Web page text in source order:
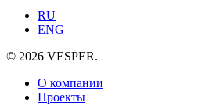
RU
ENG
© 2026 VESPER.
О компании
Проекты